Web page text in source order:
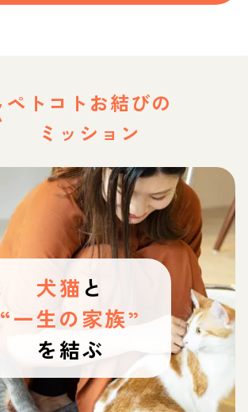
ペトコトお結びの
ミッション
犬猫 と
“一生の家族”
を結ぶ